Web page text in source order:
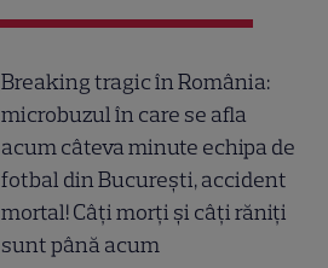
Breaking tragic în România:
microbuzul în care se afla
acum câteva minute echipa de
fotbal din București, accident
mortal! Câți morți și câți răniți
sunt până acum